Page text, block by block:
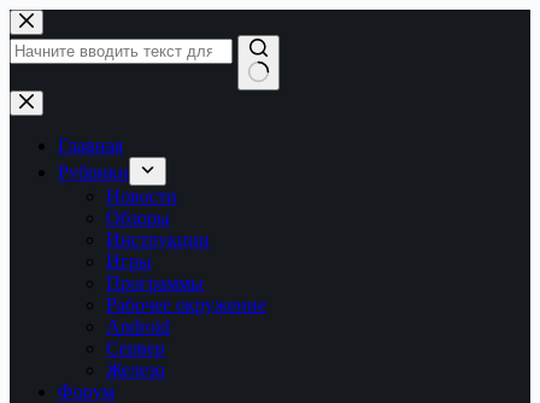
Перейти
к
сути
Ничего
не
найденоГлавная
Рубрики
Новости
Обзоры
Инструкции
Игры
Программы
Рабочее окружение
Android
Сервер
Железо
Форум